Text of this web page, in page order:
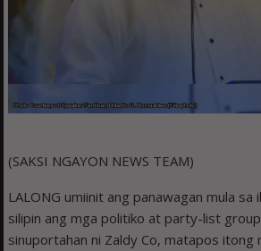
(SAKSI NGAYON NEWS TEAM)
LALONG umiinit ang panawagan mula sa
silipin ang mga politiko at party-list
sinuportahan ni Zaldy Co, matapos itong